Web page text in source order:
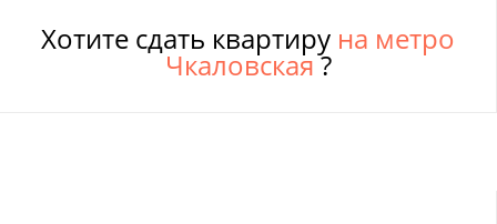
Хотите сдать квартиру на метро
Чкаловская?